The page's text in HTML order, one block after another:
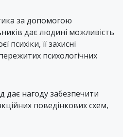
за допомогою
дає людині можливість
психіки, її захисні
психологічних
дає нагоду забезпечити
поведінкових схем,